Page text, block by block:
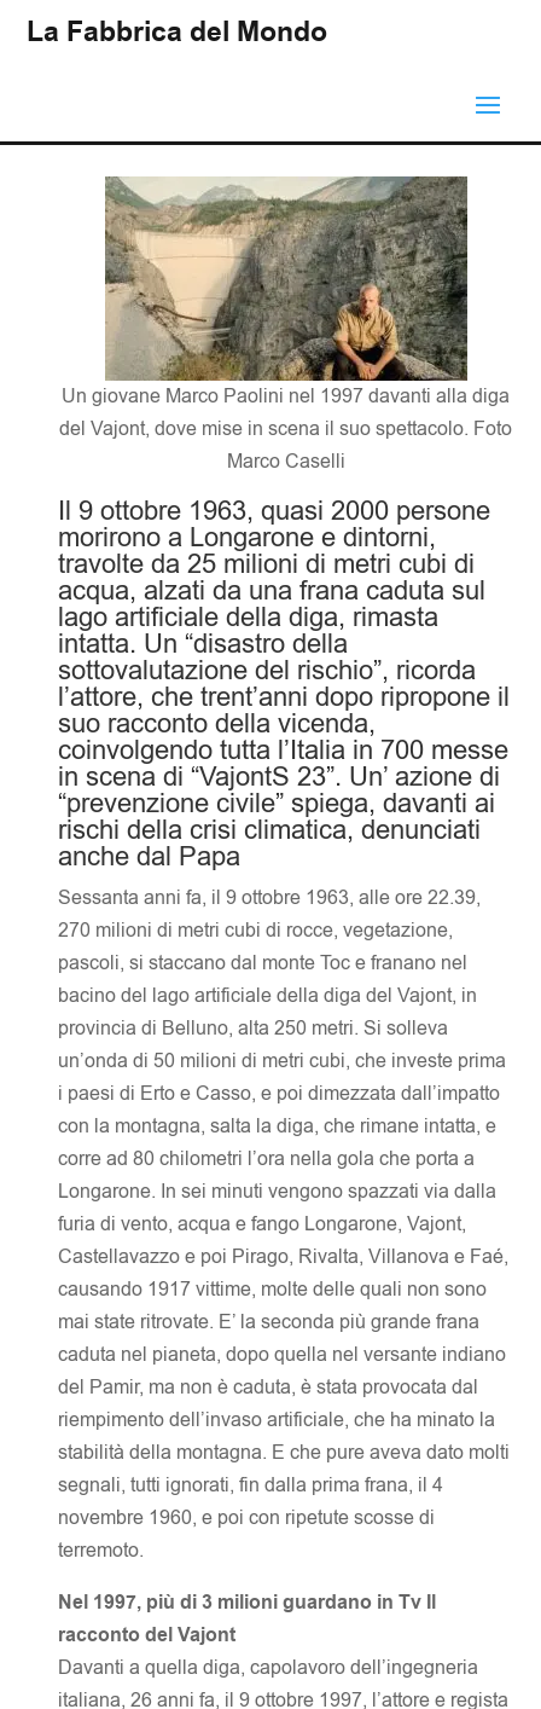
La Fabbrica del Mondo
Un giovane Marco Paolini nel 1997 davanti alla diga
del Vajont, dove mise in scena il suo spettacolo. Foto
Marco Caselli
Il 9 ottobre 1963, quasi 2000 persone
morirono a Longarone e dintorni,
travolte da 25 milioni di metri cubi di
acqua, alzati da una frana caduta sul
lago artificiale della diga, rimasta
intatta. Un “disastro della
sottovalutazione del rischio”, ricorda
l’attore, che trent’anni dopo ripropone il
suo racconto della vicenda,
coinvolgendo tutta l’Italia in 700 messe
in scena di “VajontS 23”. Un’ azione di
“prevenzione civile” spiega, davanti ai
rischi della crisi climatica, denunciati
anche dal Papa
Sessanta anni fa, il 9 ottobre 1963, alle ore 22.39,
270 milioni di metri cubi di rocce, vegetazione,
pascoli, si staccano dal monte Toc e franano nel
bacino del lago artificiale della diga del Vajont, in
provincia di Belluno, alta 250 metri. Si solleva
un’onda di 50 milioni di metri cubi, che investe prima
i paesi di Erto e Casso, e poi dimezzata dall’impatto
con la montagna, salta la diga, che rimane intatta, e
corre ad 80 chilometri l’ora nella gola che porta a
Longarone. In sei minuti vengono spazzati via dalla
furia di vento, acqua e fango Longarone, Vajont,
Castellavazzo e poi Pirago, Rivalta, Villanova e Faé,
causando 1917 vittime, molte delle quali non sono
mai state ritrovate. E’ la seconda più grande frana
caduta nel pianeta, dopo quella nel versante indiano
del Pamir, ma non è caduta, è stata provocata dal
riempimento dell’invaso artificiale, che ha minato la
stabilità della montagna. E che pure aveva dato molti
segnali, tutti ignorati, fin dalla prima frana, il 4
novembre 1960, e poi con ripetute scosse di
terremoto.
Nel 1997, più di 3 milioni guardano in Tv Il
racconto del Vajont
Davanti a quella diga, capolavoro dell’ingegneria
italiana, 26 anni fa, il 9 ottobre 1997, l’attore e regista